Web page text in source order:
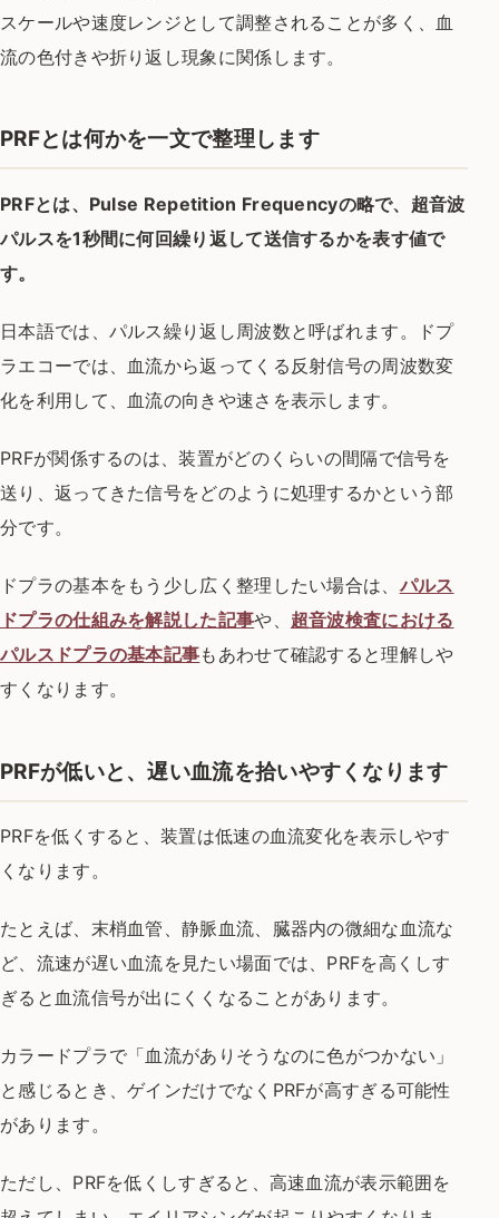
スケールや速度レンジとして調整されることが多く、血
流の色付きや折り返し現象に関係します。
PRFとは何かを一文で整理します
PRFとは、Pulse Repetition Frequencyの略で、超音波
パルスを1秒間に何回繰り返して送信するかを表す値で
す。
日本語では、パルス繰り返し周波数と呼ばれます。ドプ
ラエコーでは、血流から返ってくる反射信号の周波数変
化を利用して、血流の向きや速さを表示します。
PRFが関係するのは、装置がどのくらいの間隔で信号を
送り、返ってきた信号をどのように処理するかという部
分です。
ドプラの基本をもう少し広く整理したい場合は、 パルス
ドプラの仕組みを解説した記事や、 超音波検査における
パルスドプラの基本記事もあわせて確認すると理解しや
すくなります。
PRFが低いと、遅い血流を拾いやすくなります
PRFを低くすると、装置は低速の血流変化を表示しやす
くなります。
たとえば、末梢血管、静脈血流、臓器内の微細な血流な
ど、流速が遅い血流を見たい場面では、PRFを高くしす
ぎると血流信号が出にくくなることがあります。
カラードプラで「血流がありそうなのに色がつかない」
と感じるとき、ゲインだけでなくPRFが高すぎる可能性
があります。
ただし、PRFを低くしすぎると、高速血流が表示範囲を